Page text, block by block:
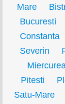
Mare
Bucuresti
Constanta
Severin
Pitesti
Satu-Mare